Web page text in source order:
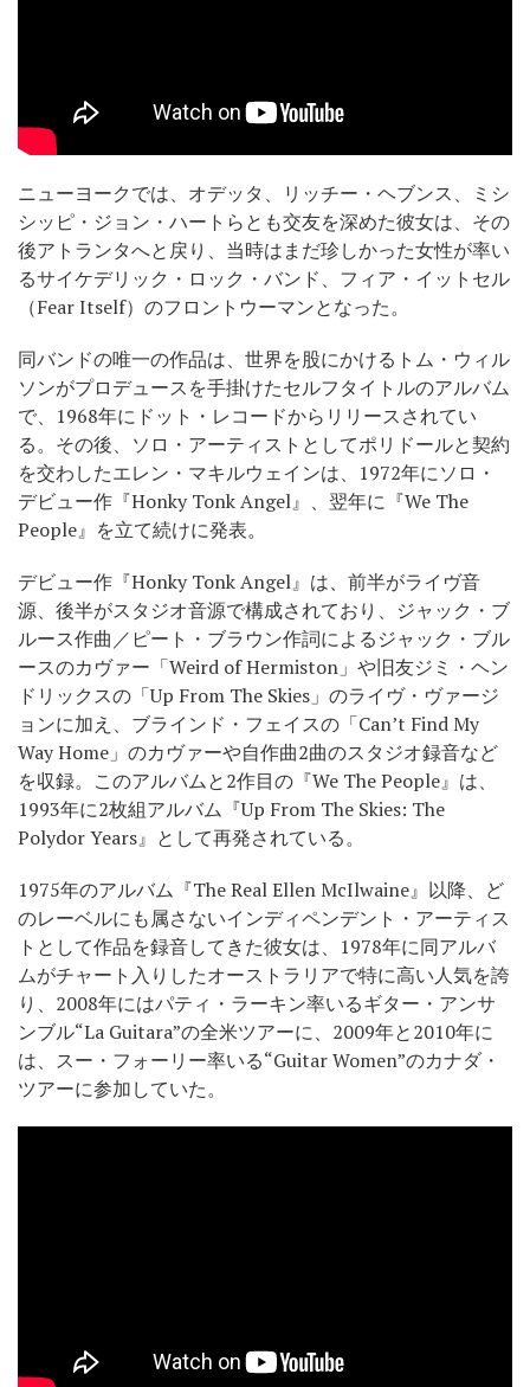
ニューヨークでは、オデッタ、リッチー・ヘブンス、ミシ
シッピ・ジョン・ハートらとも交友を深めた彼女は、その
後アトランタへと戻り、当時はまだ珍しかった女性が率い
るサイケデリック・ロック・バンド、フィア・イットセル
（Fear Itself）のフロントウーマンとなった。
同バンドの唯一の作品は、世界を股にかけるトム・ウィル
ソンがプロデュースを手掛けたセルフタイトルのアルバム
で、1968年にドット・レコードからリリースされてい
る。その後、ソロ・アーティストとしてポリドールと契約
を交わしたエレン・マキルウェインは、1972年にソロ・
デビュー作『Honky Tonk Angel』、翌年に『We The
People』を立て続けに発表。
デビュー作『Honky Tonk Angel』は、前半がライヴ音
源、後半がスタジオ音源で構成されており、ジャック・ブ
ルース作曲／ピート・ブラウン作詞によるジャック・ブル
ースのカヴァー「Weird of Hermiston」や旧友ジミ・ヘン
ドリックスの「Up From The Skies」のライヴ・ヴァージ
ョンに加え、ブラインド・フェイスの「Can’t Find My
Way Home」のカヴァーや自作曲2曲のスタジオ録音など
を収録。このアルバムと2作目の『We The People』は、
1993年に2枚組アルバム『Up From The Skies: The
Polydor Years』として再発されている。
1975年のアルバム『The Real Ellen McIlwaine』以降、ど
のレーベルにも属さないインディペンデント・アーティス
トとして作品を録音してきた彼女は、1978年に同アルバ
ムがチャート入りしたオーストラリアで特に高い人気を誇
り、2008年にはパティ・ラーキン率いるギター・アンサ
ンブル“La Guitara”の全米ツアーに、2009年と2010年に
は、スー・フォーリー率いる“Guitar Women”のカナダ・
ツアーに参加していた。